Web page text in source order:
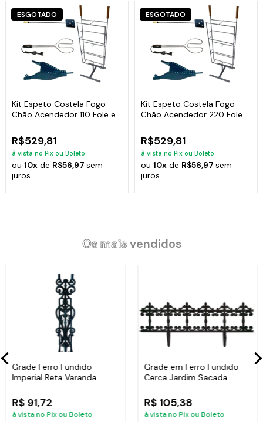
ESGOTADO
Kit Espeto Costela Fogo
Chão Acendedor 110 Fole e
R$529,81
à vista no Pix ou Boleto
ou10x de R$56,97sem
juros
ESGOTADO
Kit Espeto Costela Fogo
Chão Acendedor 220 Fole e
R$529,81
à vista no Pix ou Boleto
ou 10xde R$56,97 sem
juros
Os maisvendidos
Grade Ferro Fundido
Imperial Reta Varanda
R$ 91,72
à vista no Pix ou Boleto
Grade em Ferro Fundido
Cerca Jardim Sacada
R$ 105,38
à vista no Pix ou Boleto